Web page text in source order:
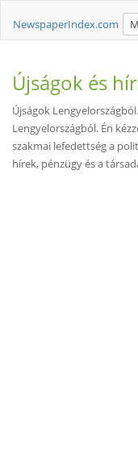
NewspaperIndex.com
Újságok és
Újságok
Lengyelországból. Én
szakmai lefedettség a
hírek, pénzügy és a